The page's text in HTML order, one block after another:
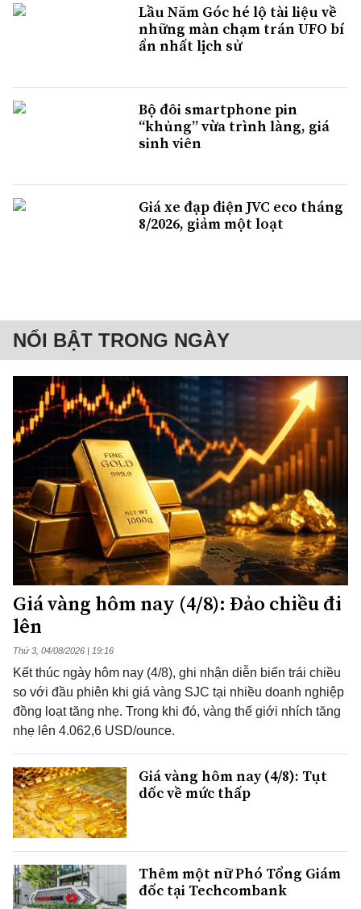
Lầu Năm Góc hé lộ tài liệu về
những màn chạm trán UFO bí
ẩn nhất lịch sử
Bộ đôi smartphone pin
“khủng” vừa trình làng, giá
sinh viên
Giá xe đạp điện JVC eco tháng
8/2026, giảm một loạt
NỔI BẬT TRONG NGÀY
Giá vàng hôm nay (4/8): Đảo chiều đi
lên
Thứ 3, 04/08/2026 | 19:16
Kết thúc ngày hôm nay (4/8), ghi nhận diễn biến trái chiều
so với đầu phiên khi giá vàng SJC tại nhiều doanh nghiệp
đồng loạt tăng nhẹ. Trong khi đó, vàng thế giới nhích tăng
nhẹ lên 4.062,6 USD/ounce.
Giá vàng hôm nay (4/8): Tụt
dốc về mức thấp
Thêm một nữ Phó Tổng Giám
đốc tại Techcombank